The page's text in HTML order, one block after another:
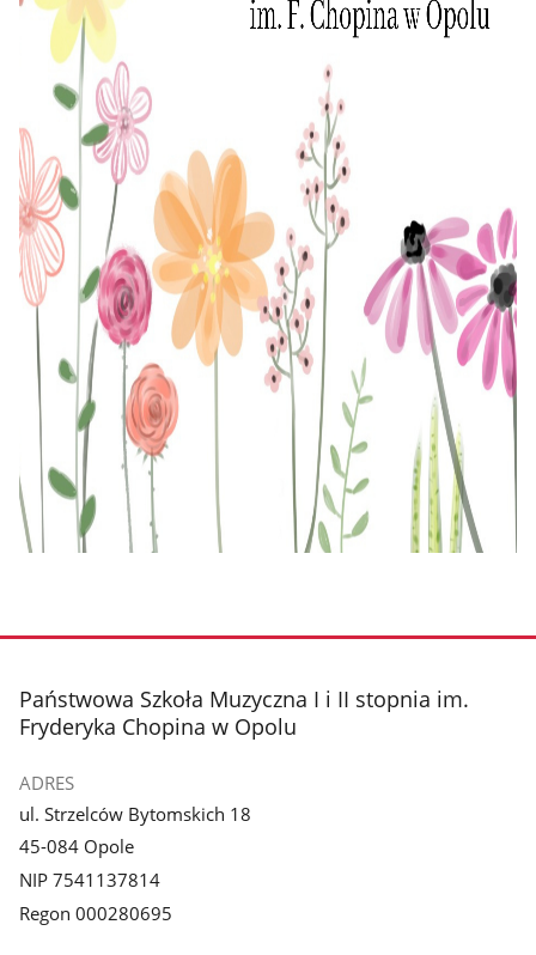
stopka
Państwowa Szkoła Muzyczna I i II stopnia im.
Fryderyka Chopina w Opolu
ADRES
ul. Strzelców Bytomskich 18
45-084 Opole
NIP 7541137814
Regon 000280695